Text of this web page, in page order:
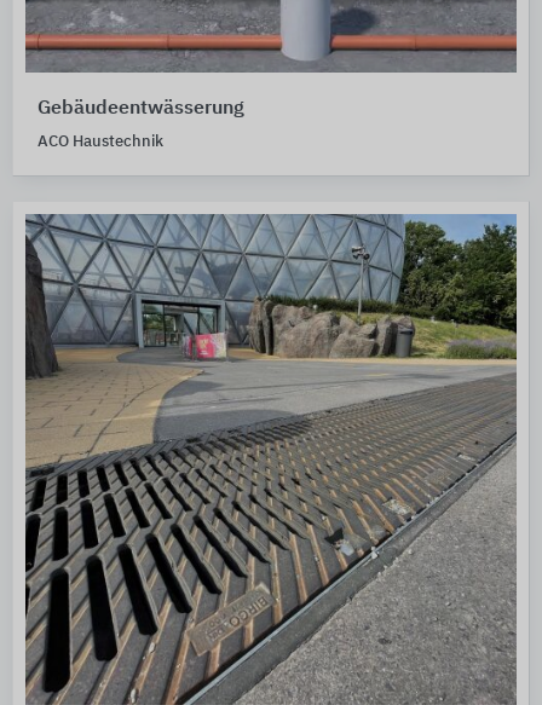
Gebäudeentwässerung
ACO Haustechnik